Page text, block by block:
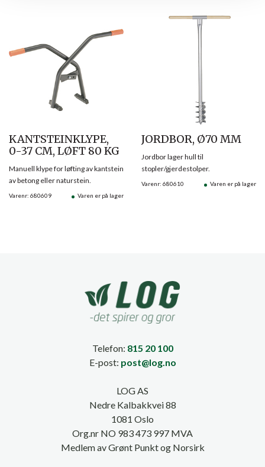
KANTSTEINKLYPE,
0-37 CM, LØFT 80 KG
Varenr: 680609 Varen er på lager
Manuell klype for løfting av kantstein
av betong eller naturstein.
JORDBOR, Ø70 MM
Varenr: 680610 Varen er på lager
Jordbor lager hull til
stopler/gjerdestolper.
Telefon: 815 20 100
E-post: post@log.no
LOG AS
Nedre Kalbakkvei 88
1081 Oslo
Org.nr NO 983 473 997 MVA
Medlem av Grønt Punkt og Norsirk